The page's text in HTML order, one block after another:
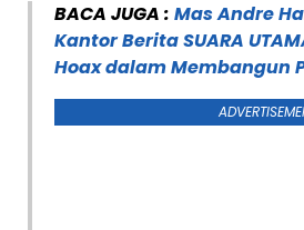
BACA JUGA : Mas Andre
Kantor Berita SUARA
Hoax dalam Membangun